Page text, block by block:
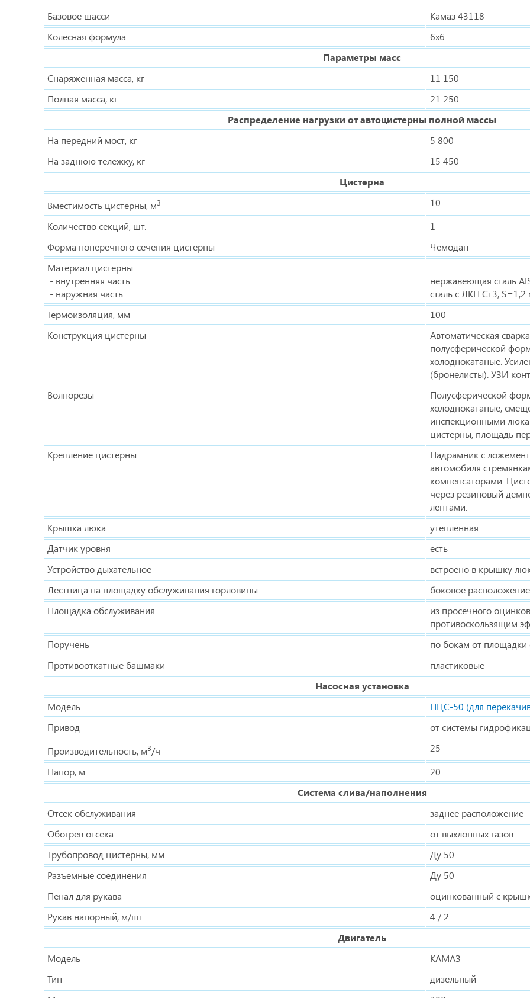
Базовое шасси
Камаз 43118
Колесная формула
6х6
Параметры масс
Снаряженная масса, кг
11 150
Полная масса, кг
21 250
Распределение нагрузки от автоцистерны полной массы
На передний мост, кг
5 800
На заднюю тележку, кг
15 450
Цистерна
Вместимость цистерны, м3
10
Количество секций, шт.
1
Форма поперечного сечения цистерны
Чемодан
Материал цистерны
- внутренняя часть
- наружная часть
нержавеющая сталь
сталь с ЛКП Ст3,
Термоизоляция, мм
100
Конструкция цистерны
Автоматическая
полусферической
холоднокатаные.
(бронелисты). УЗИ
Волнорезы
Полусферической
холоднокатаные,
инспекционными
цистерны, площадь
Крепление цистерны
Надрамник с
автомобиля
компенсаторами.
через резиновый
лентами.
Крышка люка
утепленная
Датчик уровня
есть
Устройство дыхательное
встроено в крышку
Лестница на площадку обслуживания горловины
боковое
Площадка обслуживания
из просечного
противоскользящим
Поручень
по бокам от площадки
Противооткатные башмаки
пластиковые
Насосная установка
Модель
НЦС-50 (для
Привод
от системы
Производительность, м3/ч
25
Напор, м
20
Система слива/наполнения
Отсек обслуживания
заднее расположение
Обогрев отсека
от выхлопных газов
Трубопровод цистерны, мм
Ду 50
Разъемные соединения
Ду 50
Пенал для рукава
оцинкованный с
Рукав напорный, м/шт.
4 / 2
Двигатель
Модель
КАМАЗ
Тип
дизельный